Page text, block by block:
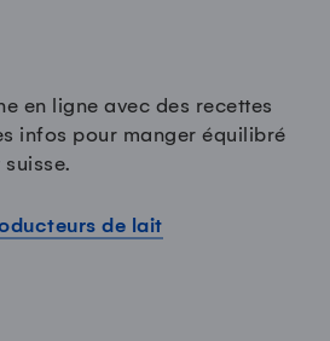
en ligne avec des recettes
infos pour manger équilibré
de lait